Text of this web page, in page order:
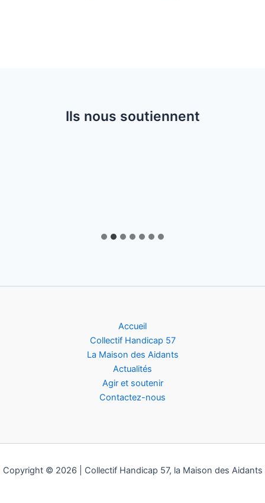
Ils nous soutiennent
Accueil
Collectif Handicap 57
La Maison des Aidants
Actualités
Agir et soutenir
Contactez-nous
Copyright © 2026 | Collectif Handicap 57, la Maison des Aidants